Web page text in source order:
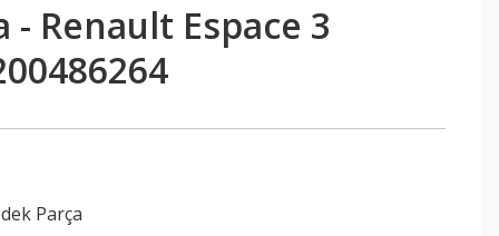
Renault Espace 3
Parça